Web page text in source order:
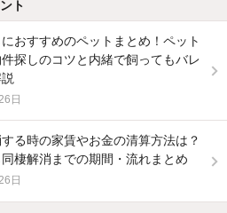
ト
おすすめのペットまとめ！ペット
探しのコツと内緒で飼ってもバレ
日
る時の家賃やお金の清算方法は？
棲解消までの期間・流れまとめ
日